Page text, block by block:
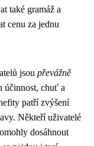
také gramáž a
cenu za jednu
jsou převážně
účinnost, chuť a
patří zvýšení
Někteří uživatelé
dosáhnout